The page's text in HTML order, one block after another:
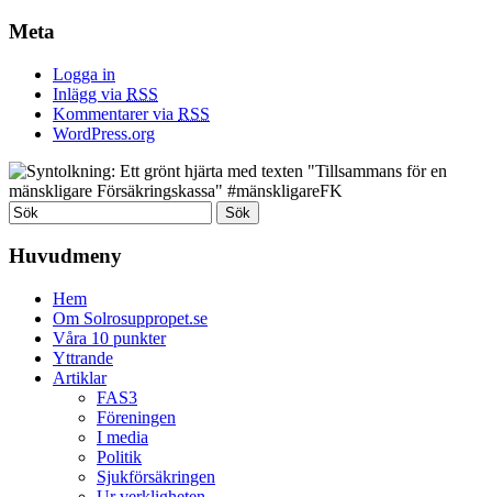
Meta
Logga in
Inlägg via RSS
Kommentarer via RSS
WordPress.org
Huvudmeny
Hem
Om Solrosuppropet.se
Våra 10 punkter
Yttrande
Artiklar
FAS3
Föreningen
I media
Politik
Sjukförsäkringen